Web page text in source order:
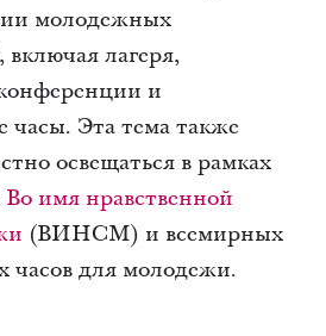
молодежных
лагеря,
и
часы. Эта тема также
освещаться в рамках
Во имя нравственной
(ВИНСМ) и всемирных
часов для молодежи.